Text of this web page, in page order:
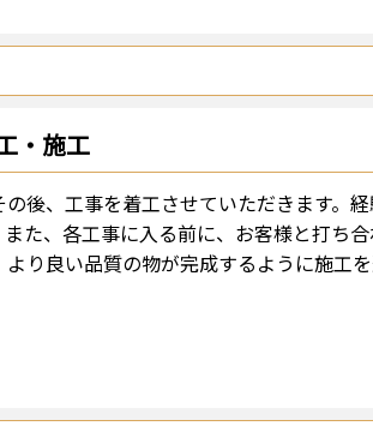
・施工
後、工事を着工させていただきます。
た、各工事に入る前に、お客様と打ち合
り良い品質の物が完成するように施工